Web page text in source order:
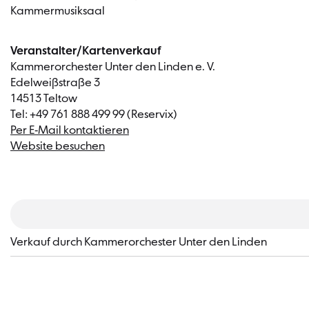
Kammermusiksaal
Veranstalter/Kartenverkauf
Kammerorchester Unter den Linden e. V.
Edelweißstraße 3
14513 Teltow
Tel: +49 761 888 499 99 (Reservix)
Per E-Mail kontaktieren
Website besuchen
​Verkauf durch Kammerorchester Unter den Linden